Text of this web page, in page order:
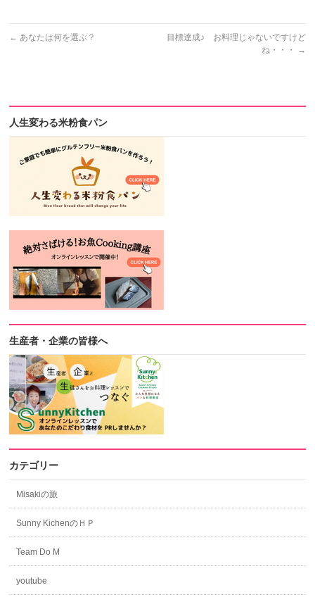
← あなたは何を選ぶ？
目標達成♪ お料理じゃないですけど
ね・・・
→
人生変わる米粉食パン
生産者・企業の皆様へ
カテゴリー
Misakiの旅
Sunny KichenのＨＰ
Team Do M
youtube